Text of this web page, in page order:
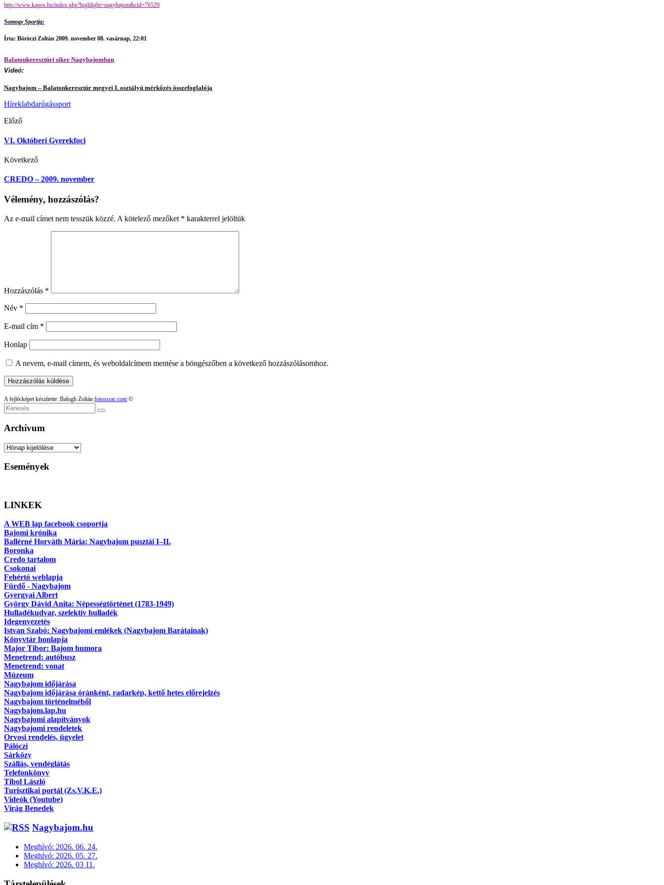
http://www.kapos.hu/index.php?highlight=nagybajom&cid=76529
Somogy Sportja:
Írta: Böröczi Zoltán 2009. november 08. vasárnap, 22:01
Balatonkeresztúri siker Nagybajomban
Videó:
Nagybajom – Balatonkeresztúr megyei I. osztályú mérkőzés összefoglalója
Híreklabdarúgássport
Előző
VI. Októberi Gyerekfoci
Következő
CREDO – 2009. november
Vélemény, hozzászólás?
Az e-mail címet nem tesszük közzé. A kötelező mezőket * karakterrel jelöltük
Hozzászólás *
Név *
E-mail cím *
Honlap
A nevem, e-mail címem, és weboldalcímem mentése a böngészőben a következő hozzászólásomhoz.
A fejlécképet készítette: Balogh Zoltán fotossrac.com ©
Keresés
Archívum
Archívum
Események
LINKEK
A WEB lap facebook csoportja
Bajomi krónika
Ballérné Horváth Mária: Nagybajom pusztái I–II.
Boronka
Credo tartalom
Csokonai
Fehértó weblapja
Fürdő - Nagybajom
Gyergyai Albert
György Dávid Anita: Népességtörténet (1783-1949)
Hulladékudvar, szelektív hulladék
Idegenvezetés
Istvan Szabó: Nagybajomi emlékek (Nagybajom Barátainak)
Könyvtár honlapja
Major Tibor: Bajom humora
Menetrend: autóbusz
Menetrend: vonat
Múzeum
Nagybajom időjárása
Nagybajom időjárása óránként, radarkép, kettő hetes előrejelzés
Nagybajom történelméből
Nagybajom.lap.hu
Nagybajomi alapítványok
Nagybajomi rendeletek
Orvosi rendelés, ügyelet
Pálóczi
Sárközy
Szállás, vendéglátás
Telefonkönyv
Tibol László
Turisztikai portál (Zs.V.K.E.)
Videók (Youtube)
Virág Benedek
Nagybajom.hu
Meghívó: 2026. 06. 24.
Meghívó: 2026. 05. 27.
Meghívó: 2026. 03 11.